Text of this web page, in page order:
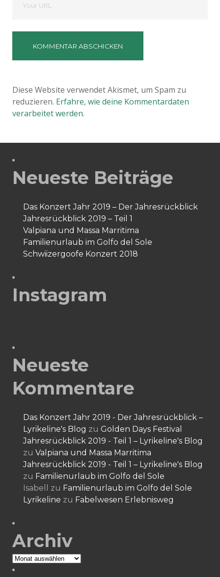
Website
Diese Website verwendet Akismet, um Spam zu
reduzieren. Erfahre, wie deine Kommentardaten
verarbeitet werden.
Neueste Beiträge
Das Konzert Jahr 2019 – Der Jahresrückblick
Jahresrückblick 2019 – Teil 1
Valpiana und Massa Marritima
Familienurlaub im Golfo del Sole
Schwiizergoofe Konzert 2018
Instagram
Neueste
Kommentare
Das Konzert Jahr 2019 - Der Jahresrückblick –
Lyrikeline's Blog zu Golden Days Festival
Jahresrückblick 2019 - Teil 1 – Lyrikeline's Blog
zu Valpiana und Massa Marritima
Jahresrückblick 2019 - Teil 1 – Lyrikeline's Blog
zu Familienurlaub im Golfo del Sole
Isabell
zu Familienurlaub im Golfo del Sole
Lyrikeline zu Fabelwesen Erlebnisweg
Archiv
Archiv